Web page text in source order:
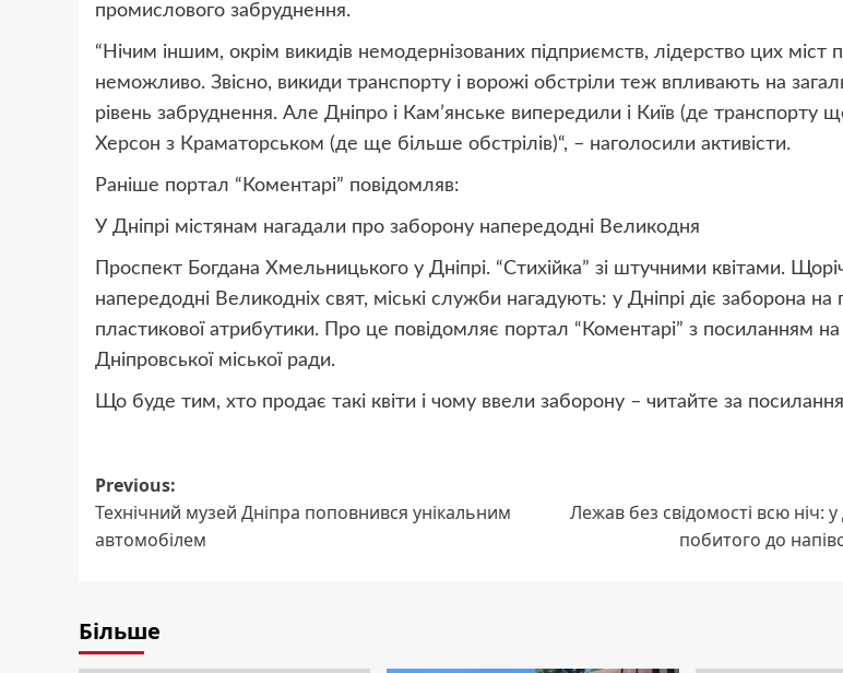
промислового забруднення.
“Нічим іншим, окрім викидів немодернізованих підприємств, лідерство цих міст
неможливо. Звісно, викиди транспорту і ворожі обстріли теж впливають на
рівень забруднення. Але Дніпро і Кам’янське випередили і Київ (де транспорту
Херсон з Краматорськом (де ще більше обстрілів)“, – наголосили активісти.
Раніше портал “Коментарі” повідомляв:
У Дніпрі містянам нагадали про заборону напередодні Великодня
Проспект Богдана Хмельницького у Дніпрі. “Стихійка” зі штучними квітами.
напередодні Великодніх свят, міські служби нагадують: у Дніпрі діє заборона
пластикової атрибутики. Про це повідомляє портал “Коментарі” з посиланням
Дніпровської міської ради.
Що буде тим, хто продає такі квіти і чому ввели заборону – читайте за
Post
navigation
Previous:
Технічний музей Дніпра поповнився унікальним
автомобілем
Лежав без свідомості всю ніч:
побитого до
Більше